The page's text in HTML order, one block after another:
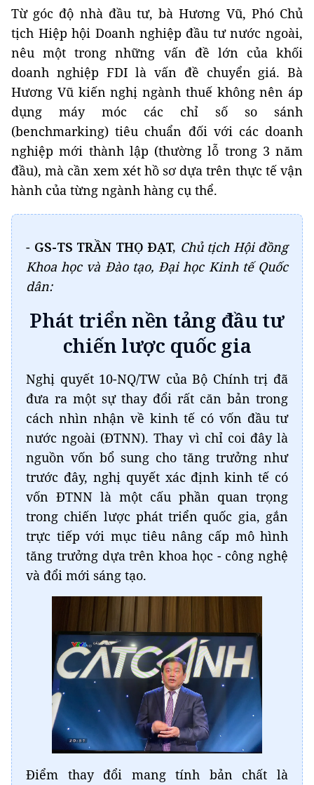
Từ góc độ nhà đầu tư, bà Hương Vũ, Phó Chủ
tịch Hiệp hội Doanh nghiệp đầu tư nước ngoài,
nêu một trong những vấn đề lớn của khối
doanh nghiệp FDI là vấn đề chuyển giá. Bà
Hương Vũ kiến nghị ngành thuế không nên áp
dụng máy móc các chỉ số so sánh
(benchmarking) tiêu chuẩn đối với các doanh
nghiệp mới thành lập (thường lỗ trong 3 năm
đầu), mà cần xem xét hồ sơ dựa trên thực tế vận
hành của từng ngành hàng cụ thể.
- GS-TS TRẦN THỌ ĐẠT, Chủ tịch Hội đồng
Khoa học và Đào tạo, Đại học Kinh tế Quốc
dân:
Phát triển nền tảng đầu tư
chiến lược quốc gia
Nghị quyết 10-NQ/TW của Bộ Chính trị đã
đưa ra một sự thay đổi rất căn bản trong
cách nhìn nhận về kinh tế có vốn đầu tư
nước ngoài (ĐTNN). Thay vì chỉ coi đây là
nguồn vốn bổ sung cho tăng trưởng như
trước đây, nghị quyết xác định kinh tế có
vốn ĐTNN là một cấu phần quan trọng
trong chiến lược phát triển quốc gia, gắn
trực tiếp với mục tiêu nâng cấp mô hình
tăng trưởng dựa trên khoa học - công nghệ
và đổi mới sáng tạo.
Điểm thay đổi mang tính bản chất là